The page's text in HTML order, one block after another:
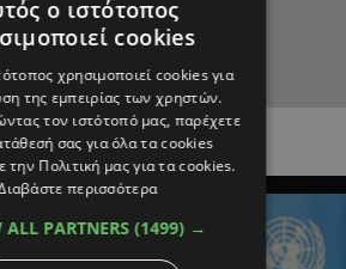
ο ιστότοπος
cookies
χρησιμοποιεί cookies για
της εμπειρίας των χρηστών.
τον ιστότοπό μας, παρέχετε
σας για όλα τα cookies
Πολιτική μας για τα cookies.
περισσότερα
ALL PARTNERS (1499) →